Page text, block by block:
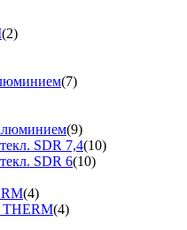
(2)
(7)
(9)
SDR 7,4(10)
SDR 6(10)
(4)
THERM(4)